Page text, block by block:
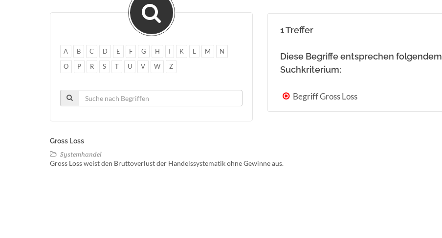
A B C D E F G H I K L M
N
O
P R S T U V W Z
1 Treffer
Diese Begriffe entsprechen folgendem
Suchkriterium:
Begriff Gross Loss
Gross Loss
Systemhandel
Gross Loss weist den Bruttoverlust der Handelssystematik ohne Gewinne aus.